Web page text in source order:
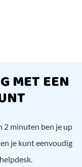
MET EEN
2 minuten ben je up
je kunt eenvoudig